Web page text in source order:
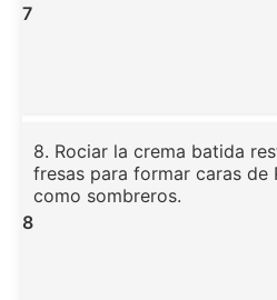
7
8
8. Rociar la crema batida
fresas para formar caras
como sombreros.